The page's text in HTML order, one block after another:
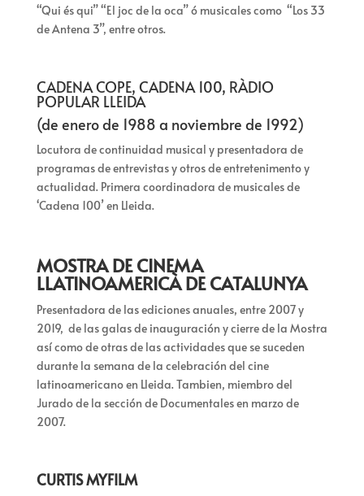
“Qui és qui” “El joc de la oca” ó musicales como “Los 33
de Antena 3”, entre otros.
CADENA COPE, CADENA 100, RÀDIO
POPULAR LLEIDA
(de enero de 1988 a noviembre de 1992)
Locutora de continuidad musical y presentadora de
programas de entrevistas y otros de entretenimento y
actualidad. Primera coordinadora de musicales de
‘Cadena 100’ en Lleida.
MOSTRA DE CINEMA
LLATINOAMERICÀ DE CATALUNYA
Presentadora de las ediciones anuales, entre 2007 y
2019, de las galas de inauguración y cierre de la Mostra
así como de otras de las actividades que se suceden
durante la semana de la celebración del cine
latinoamericano en Lleida. Tambien, miembro del
Jurado de la sección de Documentales en marzo de
2007.
CURTIS MYFILM